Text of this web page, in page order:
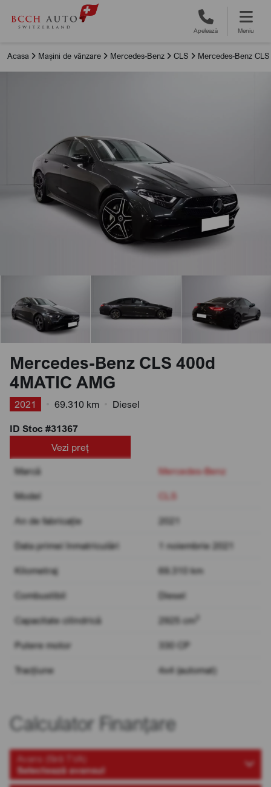
Apelează Meniu
Acasa Mașini de vânzare Mercedes-Benz CLS Mercedes-Benz
Mercedes-Benz CLS 400d
4MATIC AMG
2021 69.310 km
Diesel
ID Stoc #31367
Vezi preț
Marcă
Mercedes-Benz
Model CLS
An de fabricație 2021
Data primei înmatriculări 1 noiembrie 2021
Kilometraj 69.310 km
Combustibil Diesel
Capacitate cilindrică 2925 cm
Putere motor 330 CP
Tracțiune 4x4 (automat)
Calculator Finanțare
Avans (fără TVA)
Selectează avansul